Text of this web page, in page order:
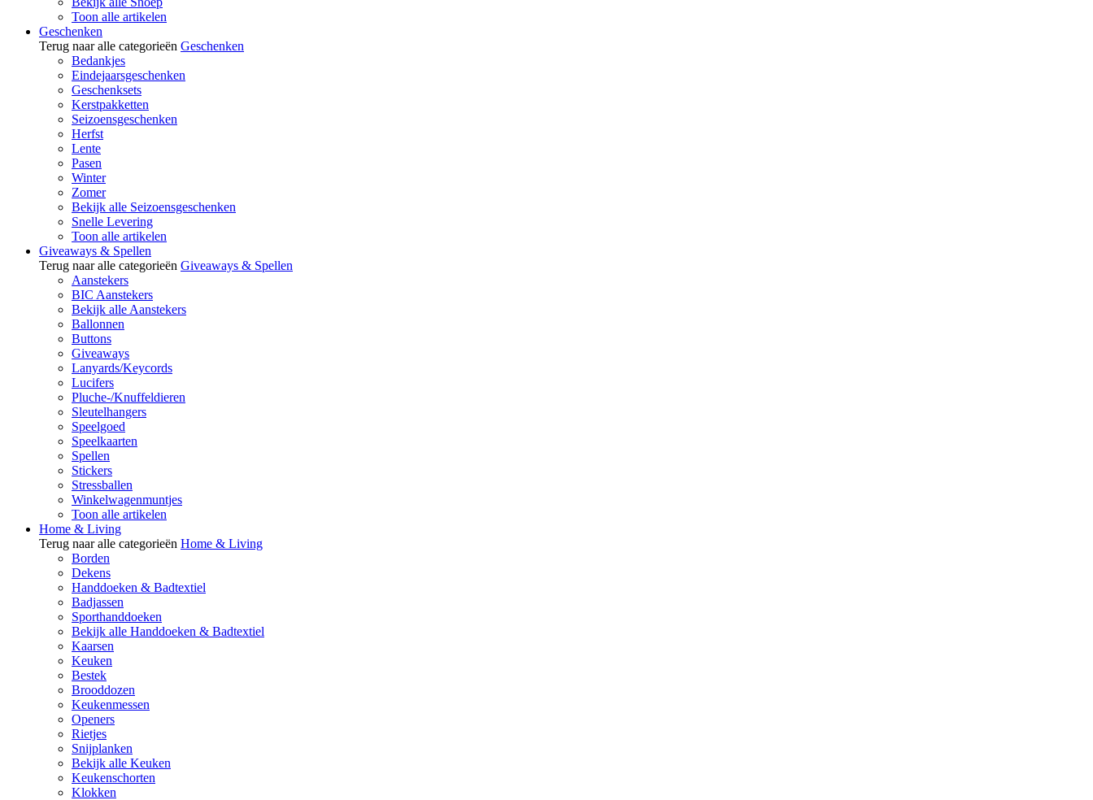
Toon alle artikelen
Geschenken
Terug naar alle categorieën Geschenken
Bedankjes
Eindejaarsgeschenken
Geschenksets
Kerstpakketten
Seizoensgeschenken
Herfst
Lente
Pasen
Winter
Zomer
Bekijk alle Seizoensgeschenken
Snelle Levering
Toon alle artikelen
Giveaways & Spellen
Terug naar alle categorieën Giveaways & Spellen
Aanstekers
BIC Aanstekers
Bekijk alle Aanstekers
Ballonnen
Buttons
Giveaways
Lanyards/Keycords
Lucifers
Pluche-/Knuffeldieren
Sleutelhangers
Speelgoed
Speelkaarten
Spellen
Stickers
Stressballen
Winkelwagenmuntjes
Toon alle artikelen
Home & Living
Terug naar alle categorieën Home & Living
Borden
Dekens
Handdoeken & Badtextiel
Badjassen
Sporthanddoeken
Bekijk alle Handdoeken & Badtextiel
Kaarsen
Keuken
Bestek
Brooddozen
Keukenmessen
Openers
Rietjes
Snijplanken
Bekijk alle Keuken
Keukenschorten
Klokken